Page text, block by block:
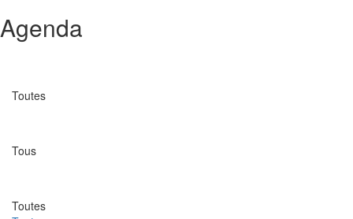
Agenda
Toutes
Tous
Toutes